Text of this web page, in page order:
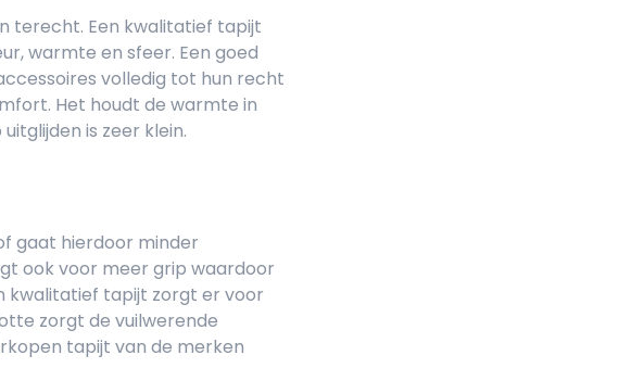
terecht. Een kwalitatief tapijt
warmte en sfeer. Een goed
volledig tot hun recht
Het houdt de warmte in
is zeer klein.
gaat hierdoor minder
ook voor meer grip waardoor
kwalitatief tapijt zorgt er voor
zorgt de vuilwerende
tapijt van de merken